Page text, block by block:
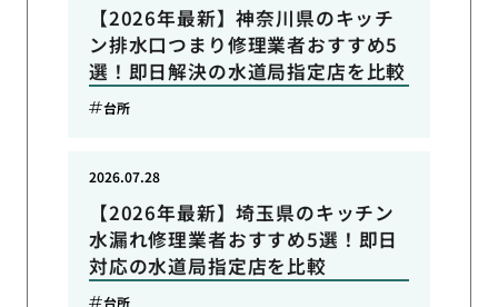
【2026年最新】神奈川県のキッチ
ン排水口つまり修理業者おすすめ5
選！即日解決の水道局指定店を比較
台所
【2026年最新】埼玉県のキッチン
水漏れ修理業者おすすめ5選！即日
対応の水道局指定店を比較
2026.07.28
台所